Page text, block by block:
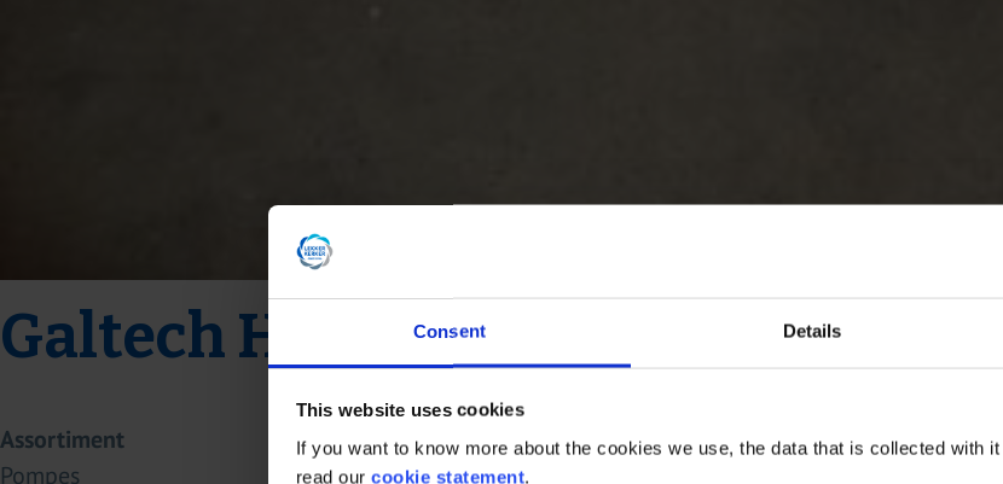
Consent Details
This website uses cookies
If you want to know more about the cookies we use, the data that is collected with
read our cookie statement.
Galtech Hydro pump
Assortiment
Pompes